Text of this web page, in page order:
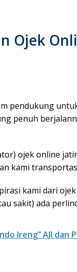
Ojek
pendukung
penuh
ojek online
kami
kami dari
sakit) ada
Ireng” AJI